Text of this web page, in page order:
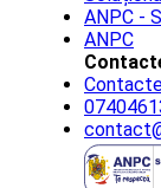
ANPC -
ANPC